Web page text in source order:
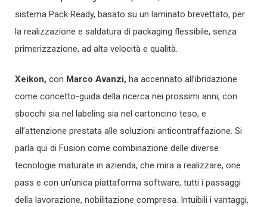
sistema Pack Ready, basato su un laminato brevettato, per
la realizzazione e saldatura di packaging flessibile, senza
primerizzazione, ad alta velocità e qualità.
Xeikon, con Marco Avanzi, ha accennato all’ibridazione
come concetto-guida della ricerca nei prossimi anni, con
sbocchi sia nel labeling sia nel cartoncino teso, e
all’attenzione prestata alle soluzioni anticontraffazione. Si
parla qui di Fusion come combinazione delle diverse
tecnologie maturate in azienda, che mira a realizzare, one
pass e con un’unica piattaforma software, tutti i passaggi
della lavorazione, nobilitazione compresa. Intuibili i vantaggi,